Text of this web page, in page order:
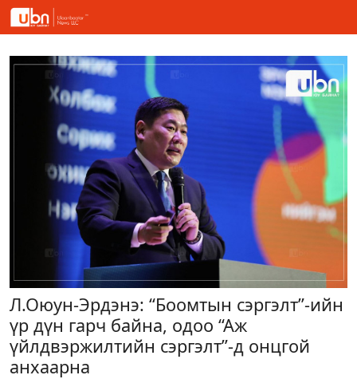
Л.Оюун-Эрдэнэ: “Боомтын сэргэлт”-ийн
үр дүн гарч байна, одоо “Аж
үйлдвэржилтийн сэргэлт”-д онцгой
анхаарна